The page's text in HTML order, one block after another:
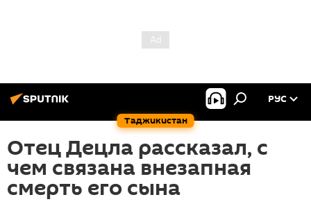
Таджикистан
РУС
Отец Децла рассказал, с
чем связана внезапная
смерть его сына